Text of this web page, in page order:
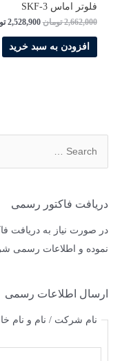
دریافت فاکتور رسمی
در صورت نیاز به دریافت
نموده و اطلاعات رسمی
ارسال اطلاعات رسمی
نام شرکت / نام و نام
فلوتر اماس SKF-3
2,662,000 تومان 2,528,900
افزودن به سبد خرید